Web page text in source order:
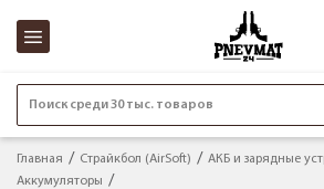
Поиск среди 30 тыс. товаров
Главная Страйкбол (AirSoft)
АКБ и зарядные
Аккумуляторы